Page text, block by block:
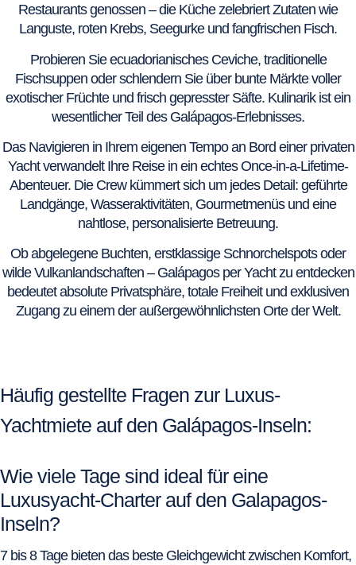
Restaurants genossen – die Küche zelebriert Zutaten wie
Languste, roten Krebs, Seegurke und fangfrischen Fisch.
Probieren Sie ecuadorianisches Ceviche, traditionelle
Fischsuppen oder schlendern Sie über bunte Märkte voller
exotischer Früchte und frisch gepresster Säfte. Kulinarik ist ein
wesentlicher Teil des Galápagos-Erlebnisses.
Das Navigieren in Ihrem eigenen Tempo an Bord einer privaten
Yacht verwandelt Ihre Reise in ein echtes Once-in-a-Lifetime-
Abenteuer. Die Crew kümmert sich um jedes Detail: geführte
Landgänge, Wasseraktivitäten, Gourmetmenüs und eine
nahtlose, personalisierte Betreuung.
Ob abgelegene Buchten, erstklassige Schnorchelspots oder
wilde Vulkanlandschaften – Galápagos per Yacht zu entdecken
bedeutet absolute Privatsphäre, totale Freiheit und exklusiven
Zugang zu einem der außergewöhnlichsten Orte der Welt.
Häufig gestellte Fragen zur Luxus-
Yachtmiete auf den Galápagos-Inseln:
Wie viele Tage sind ideal für eine
Luxusyacht-Charter auf den Galapagos-
Inseln?
7 bis 8 Tage bieten das beste Gleichgewicht zwischen Komfort,